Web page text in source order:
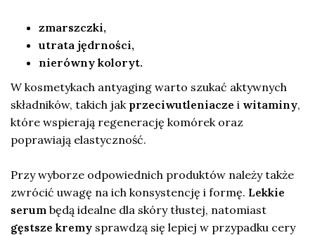
zmarszczki,
utrata jędrności,
nierówny koloryt.
W kosmetykach antyaging warto szukać aktywnych
składników, takich jak przeciwutleniacze i witaminy,
które wspierają regenerację komórek oraz
poprawiają elastyczność.
Przy wyborze odpowiednich produktów należy także
zwrócić uwagę na ich konsystencję i formę. Lekkie
serum będą idealne dla skóry tłustej, natomiast
gęstsze kremy sprawdzą się lepiej w przypadku cery